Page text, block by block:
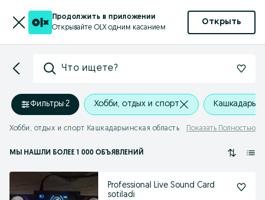
Продолжить в приложении
Открывайте OLX одним касанием
Открыть
Что ищете?
Фильтры·2 Хобби, отдых и спорт
Хобби, отдых и спорт Кашкадарьинская область Показать Полностью
МЫ НАШЛИ БОЛЕЕ 1 000 ОБЪЯВЛЕНИЙ
Professional Live Sound Card
sotiladi